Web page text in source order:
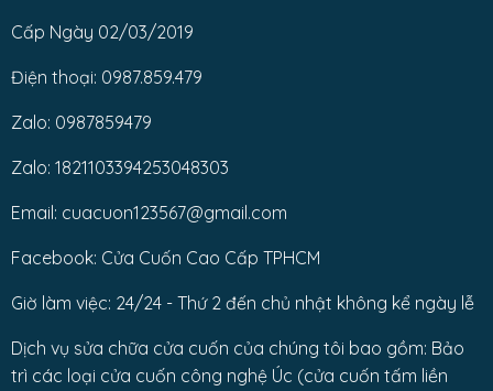
Cấp Ngày 02/03/2019
Điện thoại: 0987.859.479
Zalo: 0987859479
Zalo: 1821103394253048303
Email: cuacuon123567@gmail.com
Facebook: Cửa Cuốn Cao Cấp TPHCM
Giờ làm việc: 24/24 - Thứ 2 đến chủ nhật không kể ngày lễ
Dịch vụ sửa chữa cửa cuốn của chúng tôi bao gồm: Bảo
trì các loại cửa cuốn công nghệ Úc (cửa cuốn tấm liền